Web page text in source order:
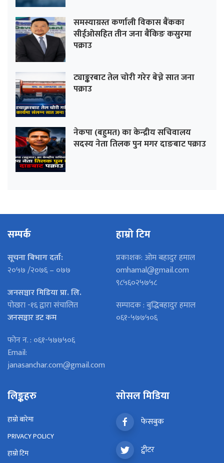
समस्याग्रस्त कर्णाली विकास बैंकका
सीईओसहित तीन जना बैंकिङ कसुरमा
पक्राउ
ट्याङ्करबाट तेल चोरी गरेर बेच्ने सात जना
पक्राउ
नेकपा (बहुमत) का केन्द्रीय सचिवालय
सदस्य नेता तिलक पुन मगर दाङबाट पक्राउ
सम्पर्क
सूचना बिभाग दर्ता:
२०५७ /२०७६ – ०७७
जनसञ्चार मिडिया प्रा. लि.
पोखरा -१६ द्वारा संचालित
जनसञ्चार डट कम
फोन न. : ०६१-५७७५०६
Email:
janasanchar.com@gmail.com
हाम्रो टिम
प्रकाशक: ओम बहादुर हमाल
omhamal@gmail.com
९८५६०२५७५८
सम्पादक : बुद्धिबहादुर हमाल
०६१-५७७५०६
लिङ्कहरु
हाम्रो बारेमा
PRIVACY POLICY
हाम्रो टिम
सोसल मिडिया
फेसबुक
ट्वीटर